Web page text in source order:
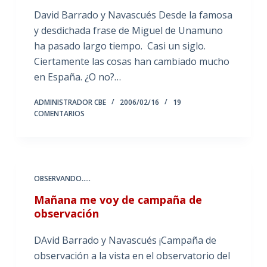
David Barrado y Navascués Desde la famosa
y desdichada frase de Miguel de Unamuno
ha pasado largo tiempo. Casi un siglo.
Ciertamente las cosas han cambiado mucho
en España. ¿O no?…
ADMINISTRADOR CBE 2006/02/16
19
COMENTARIOS
OBSERVANDO.....
Mañana me voy de campaña de
observación
DAvid Barrado y Navascués ¡Campaña de
observación a la vista en el observatorio del